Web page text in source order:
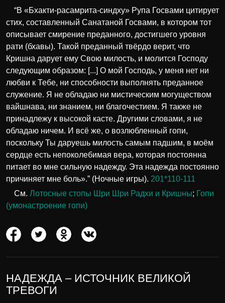
“В «Бхакти-расамрита-синдху» Рупа Госвами цитирует
стих, составленный Санатаной Госвами, в котором тот
описывает смирение преданного, достигшего уровня
рати (бхавы). Такой преданный твёрдо верит, что
Кришна дарует ему Свою милость, и молится Господу
следующим образом: [...] О мой Господь, у меня нет ни
любви к Тебе, ни способности выполнять преданное
служение. Я не обладаю ни мистическим могуществом
вайшнава, ни знанием, ни благочестием. Я также не
принадлежу к высокой касте. Другими словами, я не
обладаю ничем. И всё же, о возлюбленный гопи,
поскольку Ты даруешь милость самым падшим, в моём
сердце есть непоколебимая вера, которая постоянна
питает во мне сильную надежду. Эта надежда постоянно
причиняет мне боль».” (Ночные игры). 201*110-111
См. Лотосные стопы Шри Шри Радхи и Кришны; Гопи
(умонастроение гопи)
НАДЕЖДА – ИСТОЧНИК ВЕЛИКОЙ
ТРЕВОГИ